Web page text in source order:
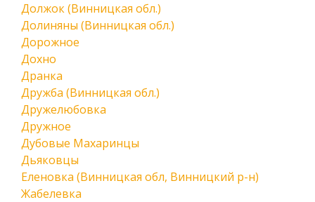
Должок (Винницкая обл.)
Долиняны (Винницкая обл.)
Дорожное
Дохно
Дранка
Дружба (Винницкая обл.)
Дружелюбовка
Дружное
Дубовые Махаринцы
Дьяковцы
Еленовка (Винницкая обл, Винницкий р-н)
Жабелевка